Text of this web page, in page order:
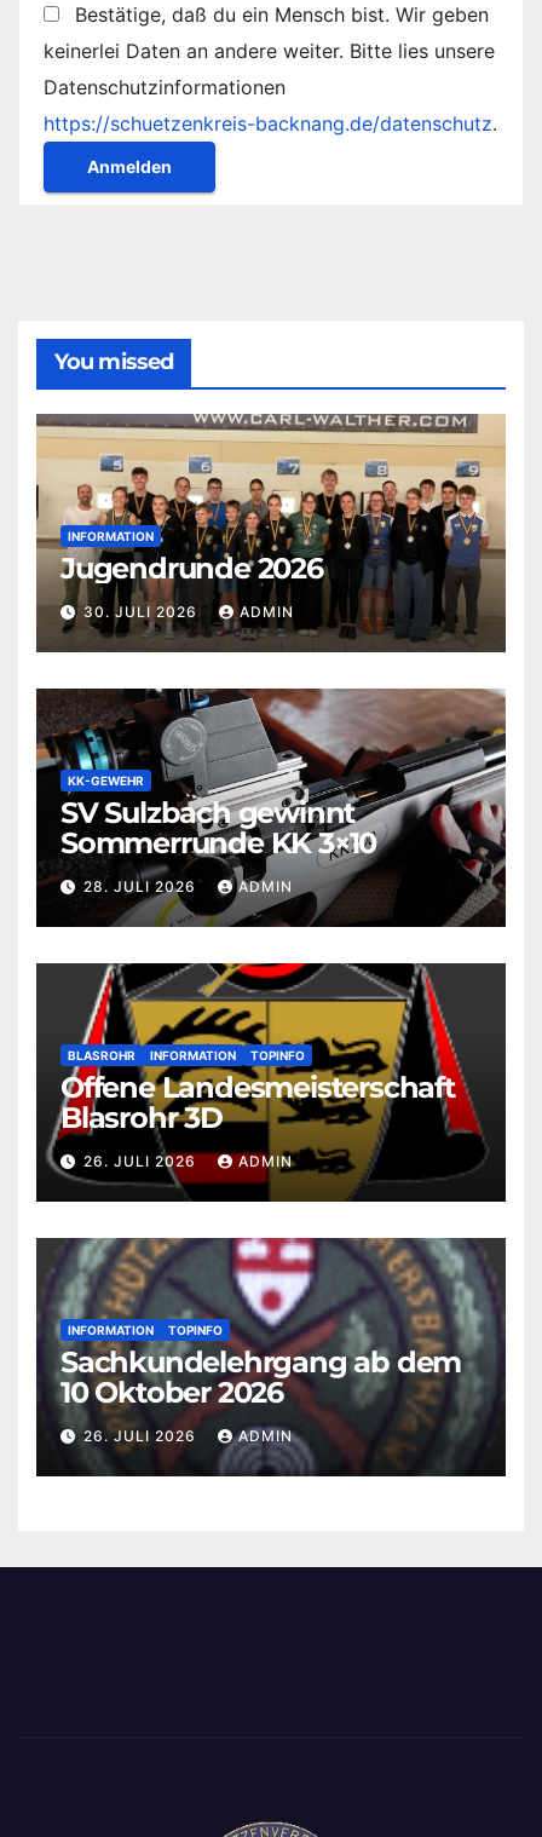
Bestätige, daß du ein Mensch bist. Wir geben
keinerlei Daten an andere weiter. Bitte lies unsere
Datenschutzinformationen
https://schuetzenkreis-backnang.de/datenschutz.
You missed
INFORMATION
Jugendrunde 2026
30. JULI 2026 ADMIN
KK-GEWEHR
SV Sulzbach gewinnt
Sommerrunde KK 3×10
28. JULI 2026 ADMIN
BLASROHR INFORMATION TOPINFO
Offene Landesmeisterschaft
Blasrohr 3D
26. JULI 2026 ADMIN
INFORMATION TOPINFO
Sachkundelehrgang ab dem
10 Oktober 2026
26. JULI 2026 ADMIN